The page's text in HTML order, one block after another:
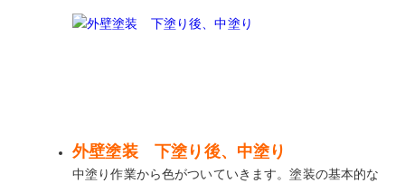
外壁塗装 下塗り後、中塗り
中塗り作業から色がついていきます。塗装の基本的な